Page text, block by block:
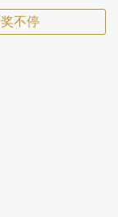
不停